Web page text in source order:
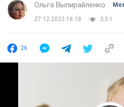
Ольга Выпирайленко
27.12.2023 16:18 3,5 т.
26